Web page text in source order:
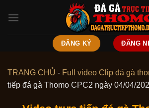
ĐĂNG KÝ ĐĂNG
TRANG CHỦ - Full video Clip đá gà
tiếp đá gà Thomo CPC2 ngày 04/04/